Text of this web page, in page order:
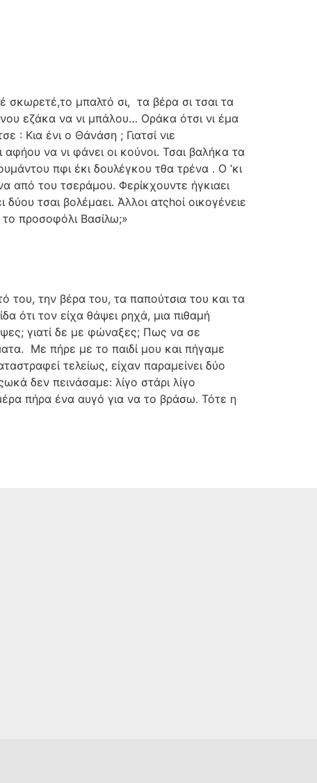
σκωρετέ,το μπαλτό σι, τα βέρα σι τσαι τα
εζάκα να νι μπάλου… Οράκα ότσι νι έμα
: Κια ένι ο Θάνάση ; Γιατσί νιε
να νι φάνει οι κούνοι. Τσαι βαλήκα τα
πφι έκι δουλέγκου τθα τρένα . Ο ‘κι
από του τσεράμου. Φερίκχουντε ήγκιαει
τσαι βολέμαει. Άλλοι ατςhοί οικογένειε
προσοφόλι Βασίλω;»
του, την βέρα του, τα παπούτσια του και τα
ότι τον είχα θάψει ρηχά, μια πιθαμή
γιατί δε με φώναξες; Πως να σε
Με πήρε με το παιδί μου και πήγαμε
τελείως, είχαν παραμείνει δύο
δεν πεινάσαμε: λίγο στάρι λίγο
πήρα ένα αυγό για να το βράσω. Τότε η